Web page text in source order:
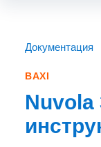
Документация
BAXI
Nuvola